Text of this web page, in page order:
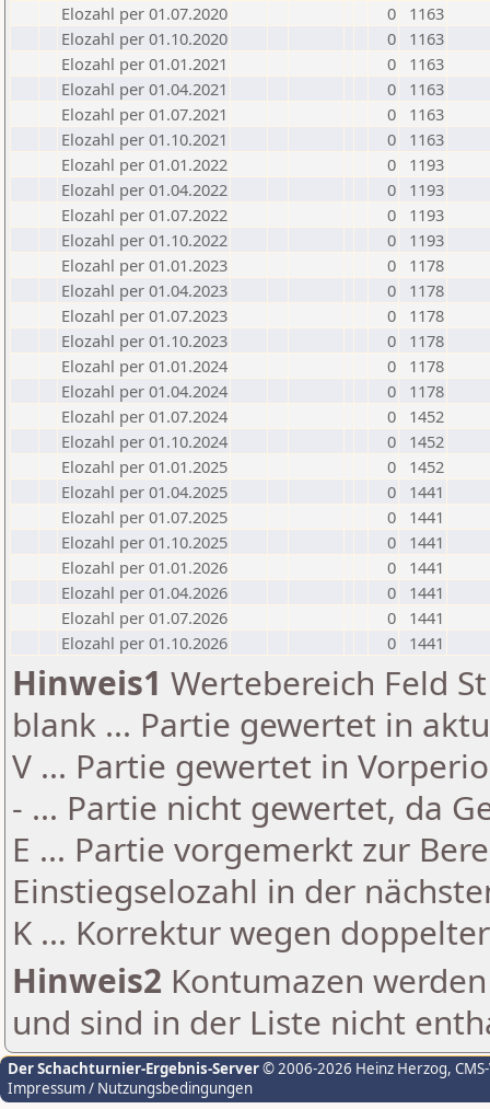
Elozahl per 01.07.2020
0
1163
Elozahl per 01.10.2020
0
1163
Elozahl per 01.01.2021
0
1163
Elozahl per 01.04.2021
0
1163
Elozahl per 01.07.2021
0
1163
Elozahl per 01.10.2021
0
1163
Elozahl per 01.01.2022
0
1193
Elozahl per 01.04.2022
0
1193
Elozahl per 01.07.2022
0
1193
Elozahl per 01.10.2022
0
1193
Elozahl per 01.01.2023
0
1178
Elozahl per 01.04.2023
0
1178
Elozahl per 01.07.2023
0
1178
Elozahl per 01.10.2023
0
1178
Elozahl per 01.01.2024
0
1178
Elozahl per 01.04.2024
0
1178
Elozahl per 01.07.2024
0
1452
Elozahl per 01.10.2024
0
1452
Elozahl per 01.01.2025
0
1452
Elozahl per 01.04.2025
0
1441
Elozahl per 01.07.2025
0
1441
Elozahl per 01.10.2025
0
1441
Elozahl per 01.01.2026
0
1441
Elozahl per 01.04.2026
0
1441
Elozahl per 01.07.2026
0
1441
Elozahl per 01.10.2026
0 1441
Hinweis1 Wertebereich Feld
blank ... Partie gewertet in
V ... Partie gewertet in
- ... Partie nicht gewertet, da
E ... Partie vorgemerkt zur
Einstiegselozahl in der
K ... Korrektur wegen
Hinweis2 Kontumazen
und sind in der Liste nicht
Der Schachturnier-Ergebnis-Server© 2006-2026 Heinz Herzog,
Impressum / Nutzungsbedingungen